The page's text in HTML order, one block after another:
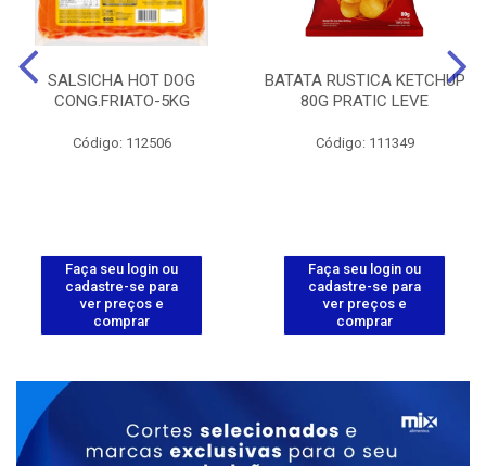
SALSICHA HOT DOG
CONG.FRIATO-5KG
Código: 112506
Faça seu login ou
cadastre-se para
ver preços e
comprar
BATATA RUSTICA KETCHUP
80G PRATIC LEVE
Código: 111349
Faça seu login ou
cadastre-se para
ver preços e
comprar